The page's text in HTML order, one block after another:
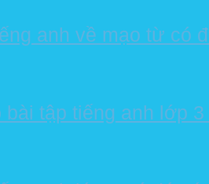
anh về mạo từ có
bài tập tiếng anh lớp 3